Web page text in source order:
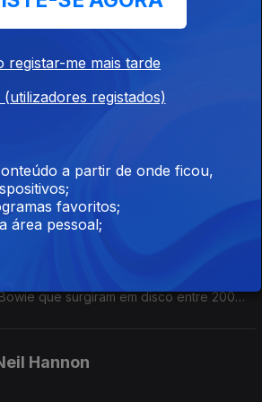
de cordas deram outras cores a
faz-se entre nomes como os
entre outros.
se em 1985 com o Concurso de
Rendez Vous na mira dos seus
depois fazemos um percurso entre
da música portuguesa.
XXI
que surgiram em disco entre 2002
Hannon
registar-me mais tarde
registados)
a partir de onde ficou,
favoritos;
área pessoal;